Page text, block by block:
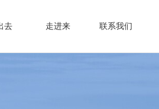
去 走进来 联系我们